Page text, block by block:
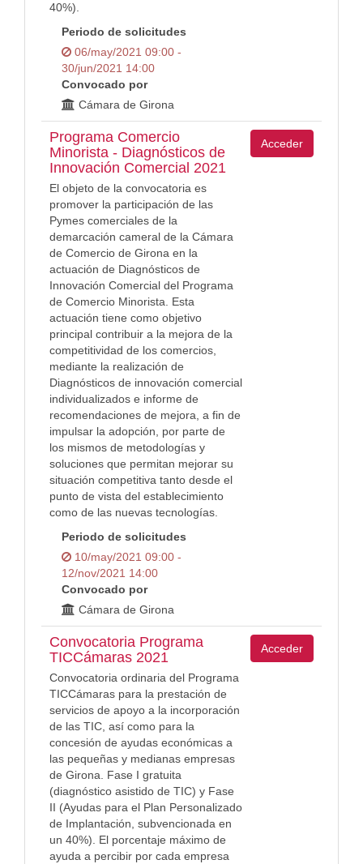
40%).
Periodo de solicitudes
06/may/2021 09:00 -
30/jun/2021 14:00
Convocado por
Cámara de Girona
Programa Comercio
Minorista - Diagnósticos de
Innovación Comercial 2021
El objeto de la convocatoria es
promover la participación de las
Pymes comerciales de la
demarcación cameral de la Cámara
de Comercio de Girona en la
actuación de Diagnósticos de
Innovación Comercial del Programa
de Comercio Minorista. Esta
actuación tiene como objetivo
principal contribuir a la mejora de la
competitividad de los comercios,
mediante la realización de
Diagnósticos de innovación comercial
individualizados e informe de
recomendaciones de mejora, a fin de
impulsar la adopción, por parte de
los mismos de metodologías y
soluciones que permitan mejorar su
situación competitiva tanto desde el
punto de vista del establecimiento
como de las nuevas tecnologías.
Periodo de solicitudes
10/may/2021 09:00 -
12/nov/2021 14:00
Convocado por
Cámara de Girona
Acceder
Convocatoria Programa
TICCámaras 2021
Convocatoria ordinaria del Programa
TICCámaras para la prestación de
servicios de apoyo a la incorporación
de las TIC, así como para la
concesión de ayudas económicas a
las pequeñas y medianas empresas
de Girona. Fase I gratuita
(diagnóstico asistido de TIC) y Fase
II (Ayudas para el Plan Personalizado
de Implantación, subvencionada en
un 40%). El porcentaje máximo de
ayuda a percibir por cada empresa
Acceder